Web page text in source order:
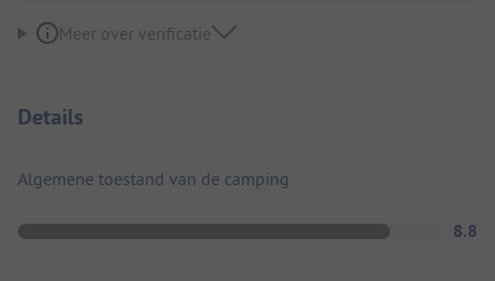
Meer over verificatie
Details
Algemene toestand van de camping
8.8